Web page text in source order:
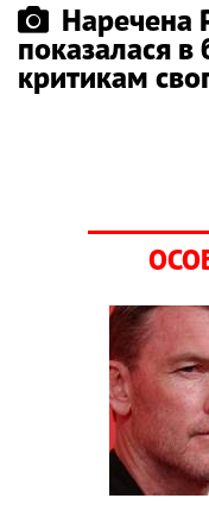
Наречена
показалася в
критикам